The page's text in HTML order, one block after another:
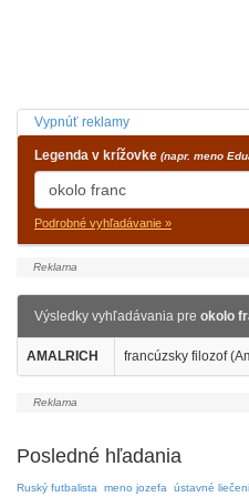
Vypnúť reklamy
Legenda v krížovke (napr. meno
Podrobné vyhľadávanie »
Výsledky vyhľadávania pre okolo
AMALRICH francúzsky filozof
Posledné hľadania
Ruský futbalista meno jozefa ústavné